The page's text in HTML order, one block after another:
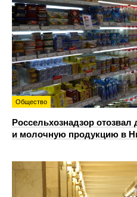
Общество
Россельхознадзор
и молочную продукцию в